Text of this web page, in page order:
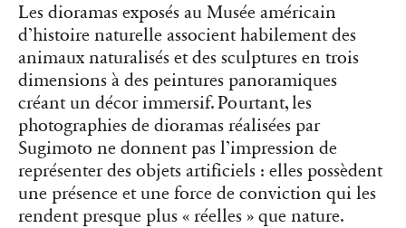
Les dioramas exposés au Musée américain
d’histoire naturelle associent habilement des
animaux naturalisés et des sculptures en trois
dimensions à des peintures panoramiques
créant un décor immersif. Pourtant, les
photographies de dioramas réalisées par
Sugimoto ne donnent pas l’impression de
représenter des objets artificiels : elles possèdent
une présence et une force de conviction qui les
rendent presque plus « réelles » que nature.